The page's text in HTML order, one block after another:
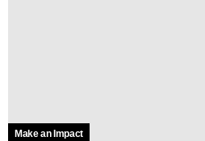
Make an Impact